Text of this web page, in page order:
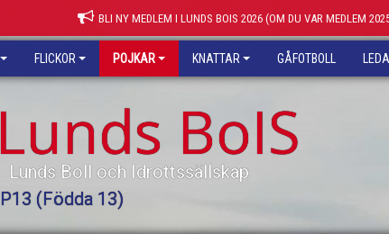
BLI NY MEDLEM I LUNDS BOIS 2026 (OM DU VAR MEDLEM
FLICKOR POJKAR KNATTAR GÅFOTBOLL
Lunds BoIS
Lunds Boll och Idrottssällskap
P13 (Födda 13)